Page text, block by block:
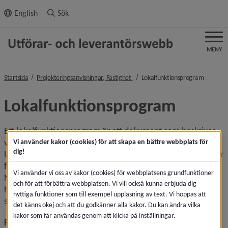
innehållet
English Sök
MENY
Startsida Projekteringsanvisningar, Fastighet nivå i brödsmulenavigeringen
Lokalfunktionsprogramnivå i
Lokalfunktionsprogram
Ett lokalfunktionsprogram är ett dokument som beskriver
vad vi ser som ändamålsenliga lokaler och utemiljöer i
Umeå kommun. Lokalfunktionsprogram finns framtaget för
förskolan, grundskolan och socialtjänstens verksamheter.
Nedan finns länkar till dokument för nedladdning, både
hela dokumentet och enskilda kapitel. Klickar du på länken,
så öppnas ett dokument i eget fönster.
Förskola
Vi använder kakor (cookies) för att skapa en bättre webbplats för
dig!
Vi använder vi oss av kakor (cookies) för webbplatsens grundfunktioner
och för att förbättra webbplatsen. Vi vill också kunna erbjuda dig
nyttiga funktioner som till exempel uppläsning av text. Vi hoppas att
det känns okej och att du godkänner alla kakor. Du kan ändra vilka
kakor som får användas genom att klicka på inställningar.